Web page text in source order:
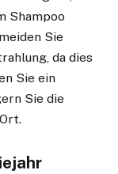
Shampoo
Sie
da dies
Sie ein
Sie die